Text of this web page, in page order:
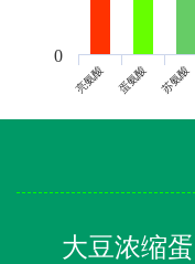
亮氨酸 蛋氨酸 苏氨酸
0
大豆浓缩